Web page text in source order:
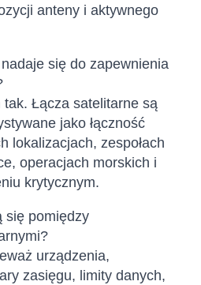
anteny i aktywnego
się do zapewnienia
Łącza satelitarne są
jako łączność
lokalizacjach, zespołach
operacjach morskich i
krytycznym.
się pomiędzy
urządzenia,
zasięgu, limity danych,